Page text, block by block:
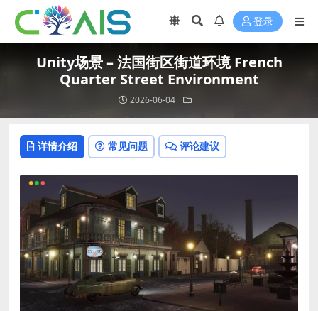
登录
Unity场景 – 法国街区街道环境 French
Quarter Street Environment
2026-06-04
详情介绍 常见问题 评论建议